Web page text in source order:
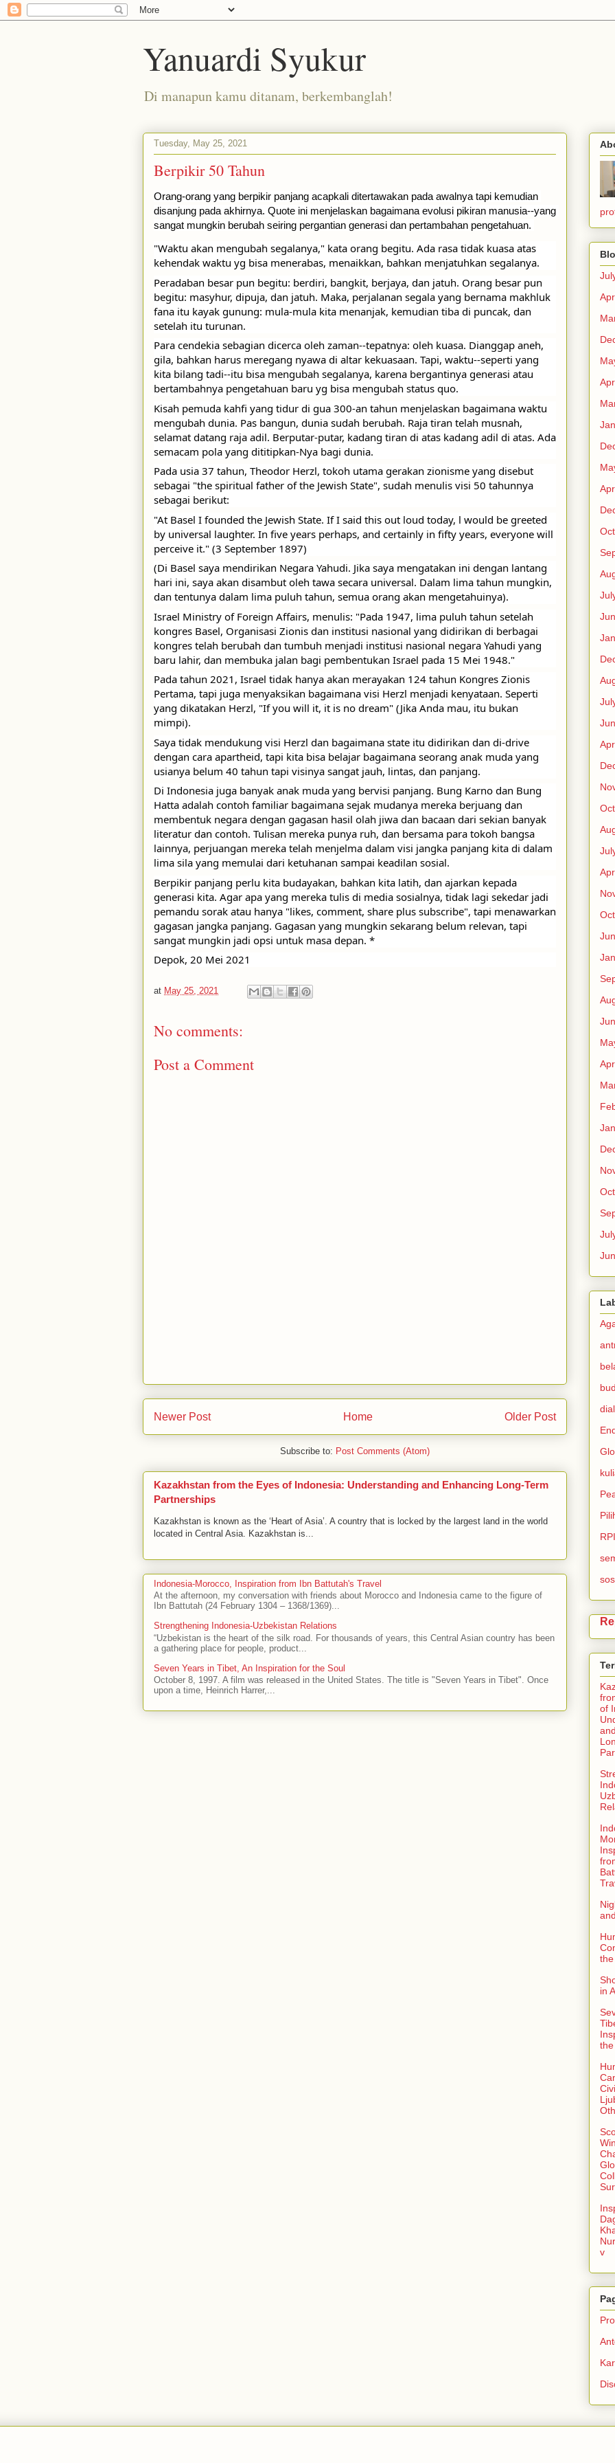
Yanuardi Syukur
Di manapun kamu ditanam, berkembanglah!
Tuesday, May 25, 2021
Berpikir 50 Tahun
Orang-orang yang berpikir panjang acapkali ditertawakan pada awalnya tapi kemudian
disanjung pada akhirnya. Quote ini menjelaskan bagaimana evolusi pikiran manusia--yang
sangat mungkin berubah seiring pergantian generasi dan pertambahan pengetahuan.
"Waktu akan mengubah segalanya," kata orang begitu. Ada rasa tidak kuasa atas
kehendak waktu yg bisa menerabas, menaikkan, bahkan menjatuhkan segalanya.
Peradaban besar pun begitu: berdiri, bangkit, berjaya, dan jatuh. Orang besar pun
begitu: masyhur, dipuja, dan jatuh. Maka, perjalanan segala yang bernama makhluk
fana itu kayak gunung: mula-mula kita menanjak, kemudian tiba di puncak, dan
setelah itu turunan.
Para cendekia sebagian dicerca oleh zaman--tepatnya: oleh kuasa. Dianggap aneh,
gila, bahkan harus meregang nyawa di altar kekuasaan. Tapi, waktu--seperti yang
kita bilang tadi--itu bisa mengubah segalanya, karena bergantinya generasi atau
bertambahnya pengetahuan baru yg bisa mengubah status quo.
Kisah pemuda kahfi yang tidur di gua 300-an tahun menjelaskan bagaimana waktu
mengubah dunia. Pas bangun, dunia sudah berubah. Raja tiran telah musnah,
selamat datang raja adil. Berputar-putar, kadang tiran di atas kadang adil di atas. Ada
semacam pola yang dititipkan-Nya bagi dunia.
Pada usia 37 tahun, Theodor Herzl, tokoh utama gerakan zionisme yang disebut
sebagai "the spiritual father of the Jewish State", sudah menulis visi 50 tahunnya
sebagai berikut:
"At Basel I founded the Jewish State. If I said this out loud today, l would be greeted
by universal laughter. In five years perhaps, and certainly in fifty years, everyone will
perceive it." (3 September 1897)
(Di Basel saya mendirikan Negara Yahudi. Jika saya mengatakan ini dengan lantang
hari ini, saya akan disambut oleh tawa secara universal. Dalam lima tahun mungkin,
dan tentunya dalam lima puluh tahun, semua orang akan mengetahuinya).
Israel Ministry of Foreign Affairs, menulis: "Pada 1947, lima puluh tahun setelah
kongres Basel, Organisasi Zionis dan institusi nasional yang didirikan di berbagai
kongres telah berubah dan tumbuh menjadi institusi nasional negara Yahudi yang
baru lahir, dan membuka jalan bagi pembentukan Israel pada 15 Mei 1948."
Pada tahun 2021, Israel tidak hanya akan merayakan 124 tahun Kongres Zionis
Pertama, tapi juga menyaksikan bagaimana visi Herzl menjadi kenyataan. Seperti
yang dikatakan Herzl, "If you will it, it is no dream" (Jika Anda mau, itu bukan
mimpi).
Saya tidak mendukung visi Herzl dan bagaimana state itu didirikan dan di-drive
dengan cara apartheid, tapi kita bisa belajar bagaimana seorang anak muda yang
usianya belum 40 tahun tapi visinya sangat jauh, lintas, dan panjang.
Di Indonesia juga banyak anak muda yang bervisi panjang. Bung Karno dan Bung
Hatta adalah contoh familiar bagaimana sejak mudanya mereka berjuang dan
membentuk negara dengan gagasan hasil olah jiwa dan bacaan dari sekian banyak
literatur dan contoh. Tulisan mereka punya ruh, dan bersama para tokoh bangsa
lainnya, perjuangan mereka telah menjelma dalam visi jangka panjang kita di dalam
lima sila yang memulai dari ketuhanan sampai keadilan sosial.
Berpikir panjang perlu kita budayakan, bahkan kita latih, dan ajarkan kepada
generasi kita. Agar apa yang mereka tulis di media sosialnya, tidak lagi sekedar jadi
pemandu sorak atau hanya "likes, comment, share plus subscribe", tapi menawarkan
gagasan jangka panjang. Gagasan yang mungkin sekarang belum relevan, tapi
sangat mungkin jadi opsi untuk masa depan. *
Depok, 20 Mei 2021
at May 25, 2021
No comments:
Post a Comment
Newer Post Older Post
Home
Subscribe to: Post Comments (Atom)
Kazakhstan from the Eyes of Indonesia: Understanding and Enhancing Long-Term
Partnerships
Kazakhstan is known as the ‘Heart of Asia’. A country that is locked by the largest land in the world
located in Central Asia. Kazakhstan is...
Indonesia-Morocco, Inspiration from Ibn Battutah's Travel
At the afternoon, my conversation with friends about Morocco and Indonesia came to the figure of
Ibn Battutah (24 February 1304 – 1368/1369)...
Strengthening Indonesia-Uzbekistan Relations
“Uzbekistan is the heart of the silk road. For thousands of years, this Central Asian country has been
a gathering place for people, product...
Seven Years in Tibet, An Inspiration for the Soul
October 8, 1997. A film was released in the United States. The title is "Seven Years in Tibet". Once
upon a time, Heinrich Harrer,...
RPI
of
in
v